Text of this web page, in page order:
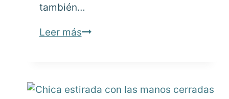
también…
Leer másEl
por